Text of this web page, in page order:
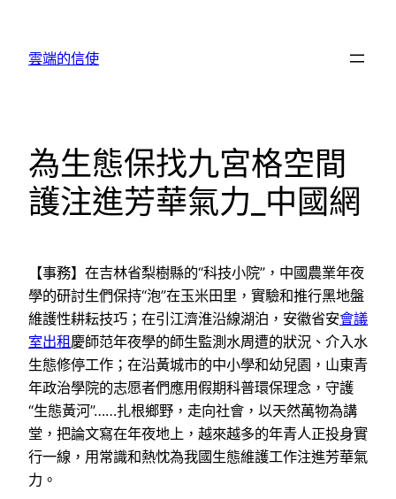
雲端的信使
為生態保找九宮格空間
護注進芳華氣力_中國網
【事務】在吉林省梨樹縣的“科技小院”，中國農業年夜
學的研討生們保持“泡”在玉米田里，實驗和推行黑地盤
維護性耕耘技巧；在引江濟淮沿線湖泊，安徽省安會議
室出租 慶師范年夜學的師生監測水周遭的狀況、介入水
生態修停工作；在沿黃城市的中小學和幼兒園，山東青
年政治學院的志愿者們應用假期科普環保理念，守護
“生態黃河”……扎根鄉野，走向社會，以天然萬物為講
堂，把論文寫在年夜地上，越來越多的年青人正投身實
行一線，用常識和熱忱為我國生態維護工作注進芳華氣
力。